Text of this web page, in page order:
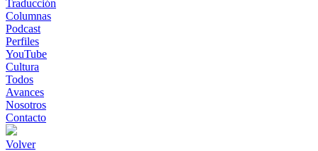
Traducción
Columnas
Podcast
Perfiles
YouTube
Cultura
Todos
Avances
Nosotros
Contacto
Volver